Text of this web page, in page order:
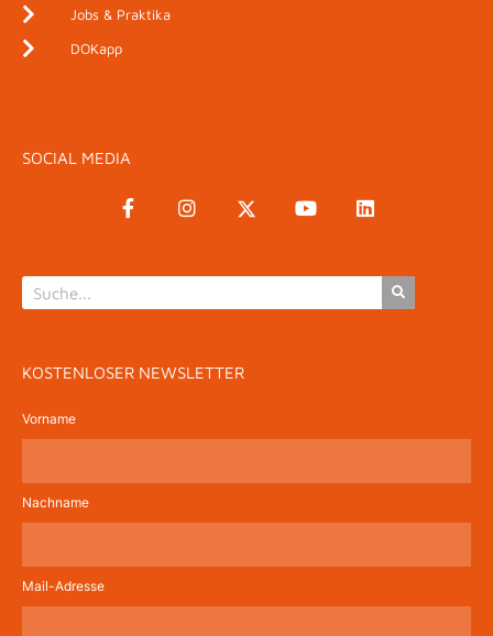
Jobs & Praktika
DOKapp
SOCIAL MEDIA
KOSTENLOSER NEWSLETTER
Vorname
Nachname
Mail-Adresse